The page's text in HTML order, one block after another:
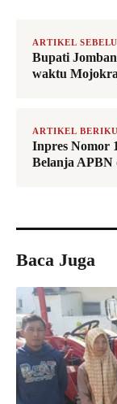
ARTIKEL
Bupati
waktu
ARTIKEL
Inpres Nomor
Belanja APBN
Baca Juga